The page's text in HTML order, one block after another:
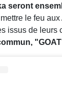
seront
le feu
issus de leurs